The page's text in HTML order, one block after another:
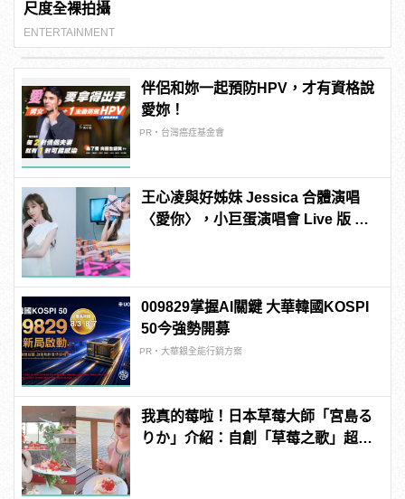
尺度全裸拍攝
ENTERTAINMENT
伴侶和妳一起預防HPV，才有資格說
愛妳！
PR・台灣癌症基金會
王心凌與好姊妹 Jessica 合體演唱
〈愛你〉，小巨蛋演唱會 Live 版 MV
009829掌握AI關鍵 大華韓國KOSPI
50今強勢開募
PR・大華銀全能行銷方案
我真的莓啦！日本草莓大師「宮島る
りか」介紹：自創「草莓之歌」超洗